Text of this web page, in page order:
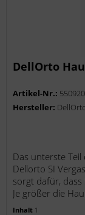
DellOrto
Artikel-Nr.: 550920
Hersteller:
Das unterste
Dellorto SI
sorgt dafür,
Je größer die
Inhalt 1